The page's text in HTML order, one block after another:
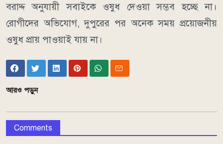
বরাদ্দ অনুযায়ী সবাইকে ওষুধ দেওয়া সম্ভব হচ্ছে না।
রোগীদের অভিযোগ, দুপুরের পর অনেক সময় প্রয়োজনীয়
ওষুধ প্রায় পাওয়াই যায় না।
আরও পড়ুন
Comments